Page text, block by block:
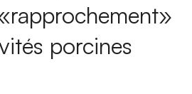
porcines